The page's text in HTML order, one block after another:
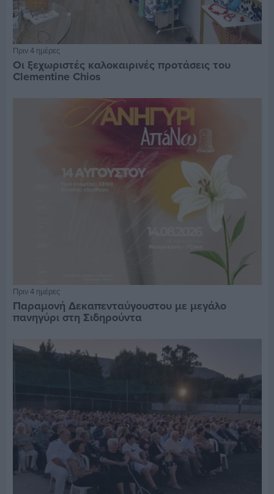
Πριν 4 ημέρες
Οι ξεχωριστές καλοκαιρινές προτάσεις του
Clementine Chios
Πριν 4 ημέρες
Παραμονή Δεκαπενταύγουστου με μεγάλο
πανηγύρι στη Σιδηρούντα